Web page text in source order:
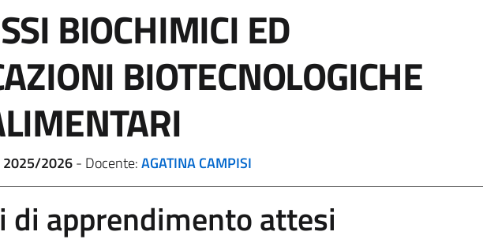
BIOCHIMICI ED
BIOTECNOLOGICHE
2025/2026- Docente:AGATINA CAMPISI
di apprendimento attesi